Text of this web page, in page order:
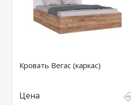
Кровать Вегас (каркас)
Цена